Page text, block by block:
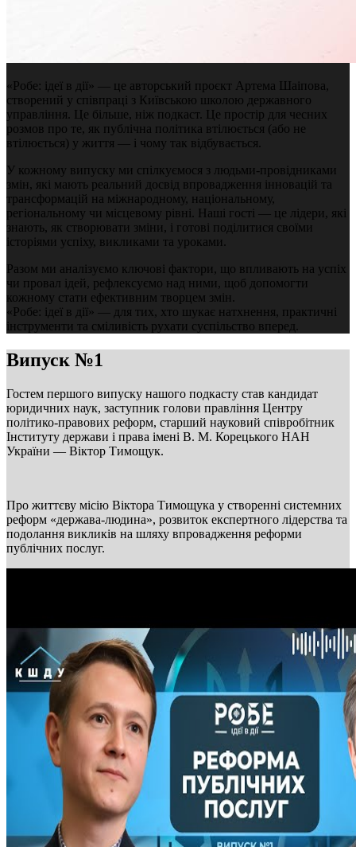
«Робе: ідеї в дії» — це авторський проєкт Артема Шаіпова,
створений у співпраці з Київською школою державного
управління. Це більше, ніж подкаст. Це простір для чесних
розмов про те, як публічна політика втілюється (або не
втілюється) у життя — і чому так відбувається.
У кожному випуску ми спілкуємося з людьми-провідниками
змін, які мають реальний досвід впровадження інновацій та
трансформацій на міжнародному, національному,
регіональному чи місцевому рівні. Наші гості — це лідери, які
знають, як створювати зміни, і готові поділитися своїми
історіями успіху, викликами та уроками.
Разом ми аналізуємо ключові фактори, що впливають на успіх
чи провал ідей, рефлексуємо над ними, щоб допомогти
кожному стати ефективним творцем змін.
«Робе: ідеї в дії» — для тих, хто шукає натхнення, практичні
інструменти та сміливість рухати суспільство вперед.
Випуск №1
Гостем першого випуску нашого подкасту став кандидат
юридичних наук, заступник голови правління Центру
політико-правових реформ, старший науковий співробітник
Інституту держави і права імені В. М. Корецького НАН
України — Віктор Тимощук.
Про життєву місію Віктора Тимощука у створенні системних
реформ «держава-людина», розвиток експертного лідерства та
подолання викликів на шляху впровадження реформи
публічних послуг.